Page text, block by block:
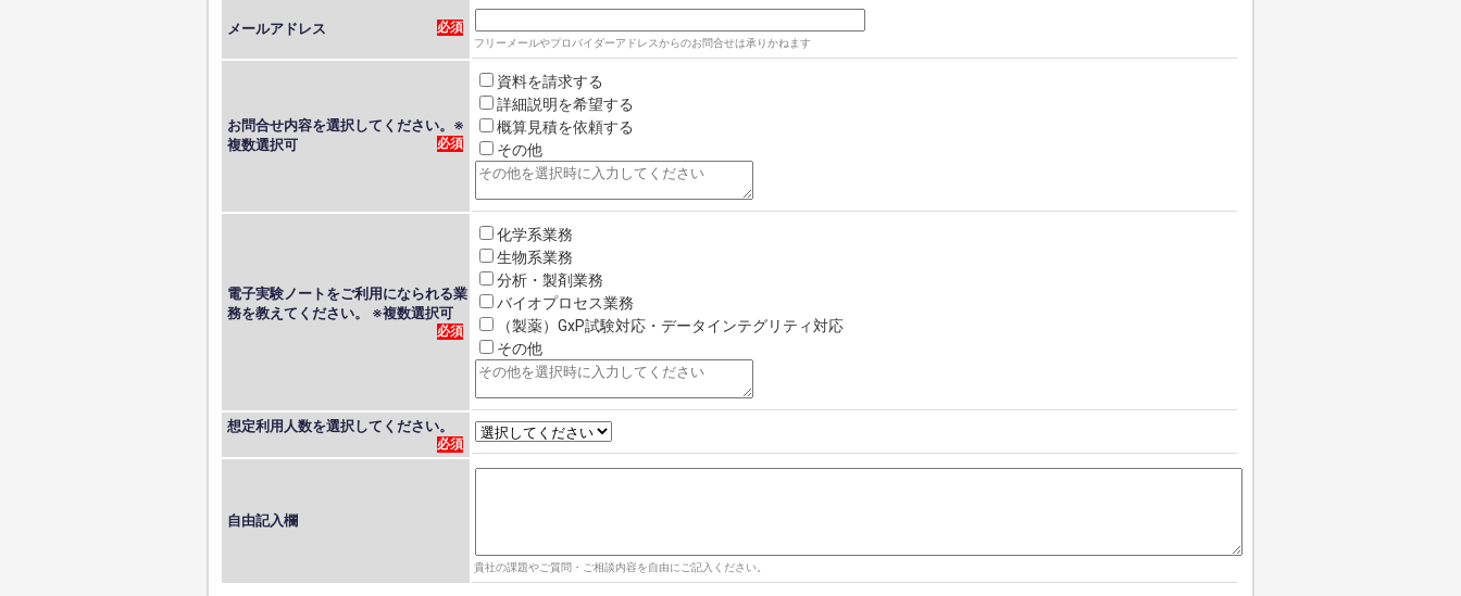
メールアドレス
フリーメールやプロバイダーアドレスからのお問合せは承りかねます
お問合せ内容を選択してください。※
複数選択可
資料を請求する
詳細説明を希望する
概算見積を依頼する
その他
電子実験ノートをご利用になられる業
務を教えてください。 ※複数選択可
化学系業務
生物系業務
分析・製剤業務
バイオプロセス業務
（製薬）GxP試験対応・データインテグリティ対応
その他
想定利用人数を選択してください。
自由記入欄
貴社の課題やご質問・ご相談内容を自由にご記入ください。